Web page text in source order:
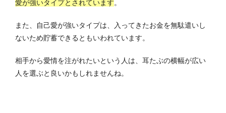
愛が強いタイプとされています。
また、自己愛が強いタイプは、入ってきたお金を無駄遣いし
ないため貯蓄できるともいわれています。
相手から愛情を注がれたいという人は、耳たぶの横幅が広い
人を選ぶと良いかもしれませんね。